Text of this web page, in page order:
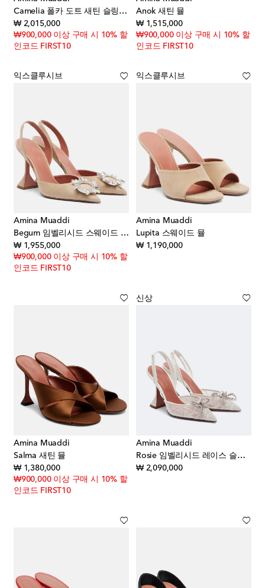
Camelia 폴카 도트 새틴 슬링백 펌프스
₩ 2,015,000original price
₩900,000 이상 구매 시 10% 할
인코드 FIRST10
Anok 새틴 뮬
₩ 1,515,000original price
₩900,000 이상 구매 시 10% 할
인코드 FIRST10
익스클루시브
Amina Muaddi
Begum 임벨리시드 스웨이드 슬링백 펌프스
₩ 1,955,000original price
₩900,000 이상 구매 시 10% 할
인코드 FIRST10
익스클루시브
Amina Muaddi
Lupita 스웨이드 뮬
₩ 1,190,000original price
Amina Muaddi
Salma 새틴 뮬
₩ 1,380,000original price
₩900,000 이상 구매 시 10% 할
인코드 FIRST10
신상
Amina Muaddi
Rosie 임벨리시드 레이스 슬링백 펌프스
₩ 2,090,000original price